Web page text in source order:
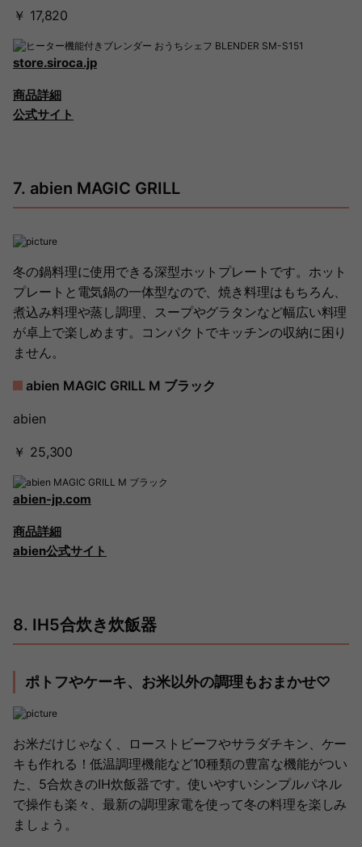
￥ 17,820
store.siroca.jp
商品詳細
公式サイト
7. abien MAGIC GRILL
冬の鍋料理に使用できる深型ホットプレートです。ホット
プレートと電気鍋の一体型なので、焼き料理はもちろん、
煮込み料理や蒸し調理、スープやグラタンなど幅広い料理
が卓上で楽しめます。コンパクトでキッチンの収納に困り
ません。
abien MAGIC GRILL M ブラック
abien
￥ 25,300
abien-jp.com
商品詳細
abien公式サイト
8. IH5合炊き炊飯器
ポトフやケーキ、お米以外の調理もおまかせ♡
お米だけじゃなく、ローストビーフやサラダチキン、ケー
キも作れる！低温調理機能など10種類の豊富な機能がつい
た、5合炊きのIH炊飯器です。使いやすいシンプルパネル
で操作も楽々、最新の調理家電を使って冬の料理を楽しみ
ましょう。